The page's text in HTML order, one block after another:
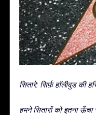
सितारे: सिर्फ़ हॉलीवुड की
हमने सितारों को इतना